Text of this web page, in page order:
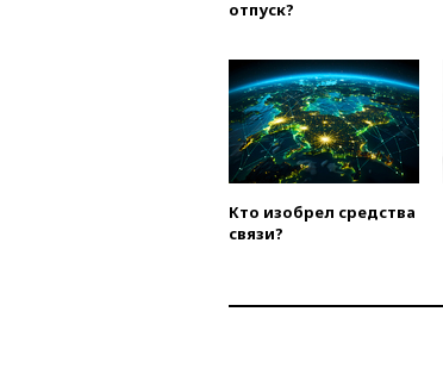
отпуск?
Кто изобрел средства
связи?